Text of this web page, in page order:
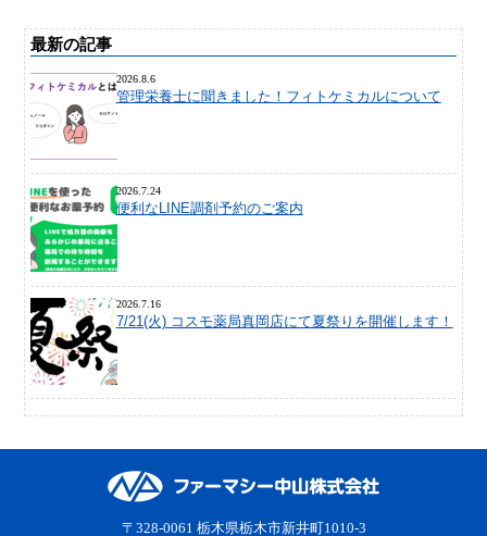
最新の記事
2026.8.6
管理栄養士に聞きました！フィトケミカルについて
2026.7.24
便利なLINE調剤予約のご案内
2026.7.16
7/21(火) コスモ薬局真岡店にて夏祭りを開催します！
〒328-0061 栃木県栃木市新井町1010-3